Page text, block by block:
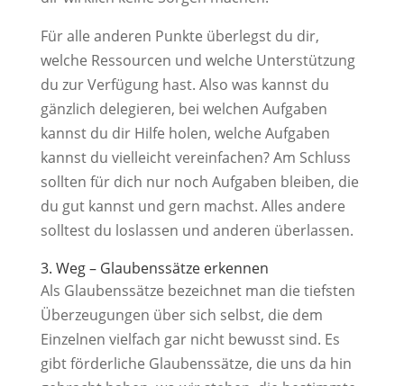
Für alle anderen Punkte überlegst du dir,
welche Ressourcen und welche Unterstützung
du zur Verfügung hast. Also was kannst du
gänzlich delegieren, bei welchen Aufgaben
kannst du dir Hilfe holen, welche Aufgaben
kannst du vielleicht vereinfachen? Am Schluss
sollten für dich nur noch Aufgaben bleiben, die
du gut kannst und gern machst. Alles andere
solltest du loslassen und anderen überlassen.
3. Weg – Glaubenssätze erkennen
Als Glaubenssätze bezeichnet man die tiefsten
Überzeugungen über sich selbst, die dem
Einzelnen vielfach gar nicht bewusst sind. Es
gibt förderliche Glaubenssätze, die uns da hin